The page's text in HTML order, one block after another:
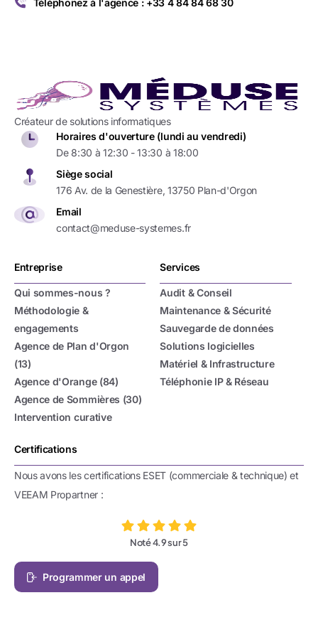
Téléphonez à l'agence : +33 4 84 84 68 30
Créateur de solutions informatiques
Horaires d'ouverture (lundi au vendredi)
De 8:30 à 12:30 - 13:30 à 18:00
Siège social
176 Av. de la Genestière, 13750 Plan-d'Orgon
Email
contact@meduse-systemes.fr
Entreprise
Qui sommes-nous ?
Méthodologie &
engagements
Agence de Plan d'Orgon
(13)
Agence d'Orange (84)
Agence de Sommières (30)
Intervention curative
Services
Audit & Conseil
Maintenance & Sécurité
Sauvegarde de données
Solutions logicielles
Matériel & Infrastructure
Téléphonie IP & Réseau
Certifications
Nous avons les certifications ESET (commerciale & technique) et
VEEAM Propartner :
Noté 4.9 sur 5
Programmer un appel
Notre équipe reviendra vers vous très rapidement.